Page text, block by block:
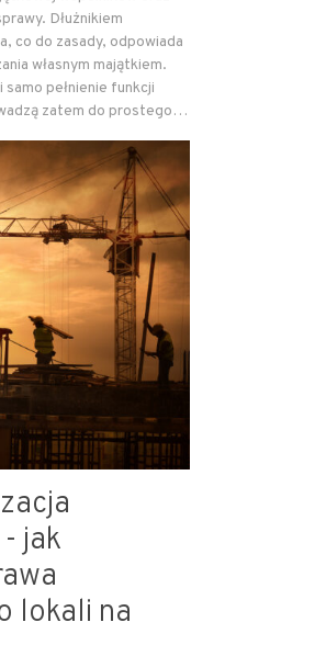
Dłużnikiem
co do zasady, odpowiada
własnym majątkiem.
pełnienie funkcji
zatem do prostego…
jak
lokali na